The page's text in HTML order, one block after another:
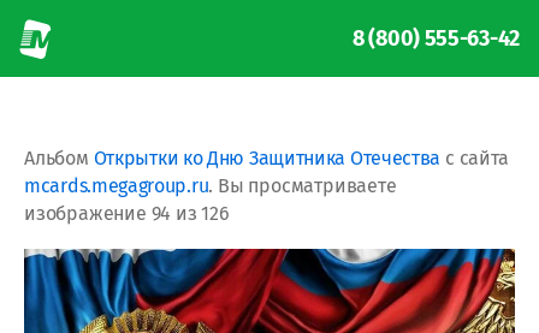
8 (800) 555-63-42
Альбом Открытки ко Дню Защитника Отечества с сайта
mcards.megagroup.ru. Вы просматриваете
изображение 94 из 126